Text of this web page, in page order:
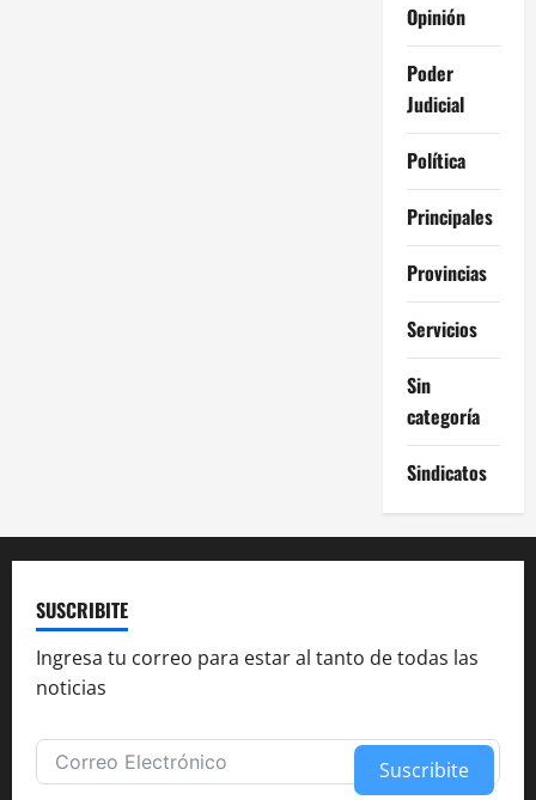
Opinión
Poder
Judicial
Política
Principales
Provincias
Servicios
Sin
categoría
Sindicatos
SUSCRIBITE
Ingresa tu correo para estar al tanto de todas las
noticias
Suscribite